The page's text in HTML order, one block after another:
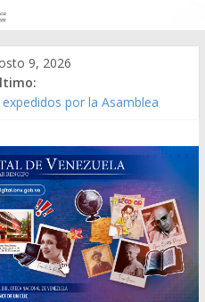
9, 2026
por la Asamblea
gráfico]
Venezuela año CXXXIII Mes V,
38.394
Modesta Bor